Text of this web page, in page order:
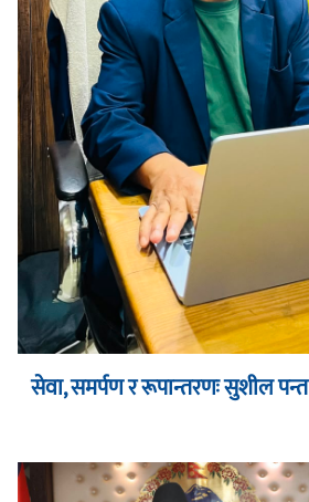
सेवा, समर्पण र रूपान्तरणः सुशील पन्त